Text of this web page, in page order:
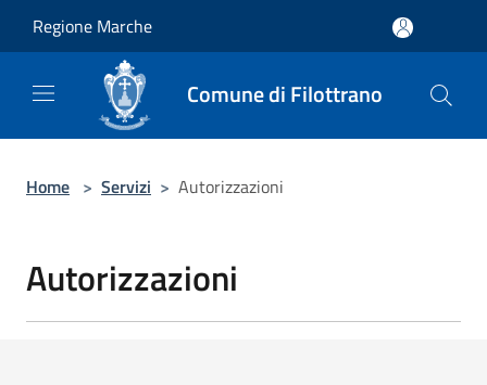
Regione Marche
Comune di Filottrano
Home > Servizi > Autorizzazioni
Autorizzazioni